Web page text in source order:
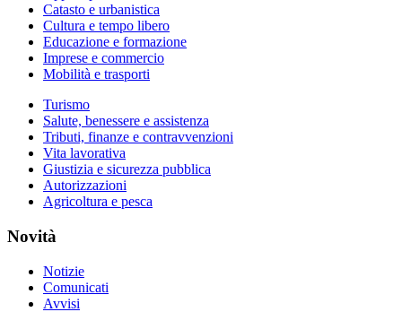
Catasto e urbanistica
Cultura e tempo libero
Educazione e formazione
Imprese e commercio
Mobilità e trasporti
Turismo
Salute, benessere e assistenza
Tributi, finanze e contravvenzioni
Vita lavorativa
Giustizia e sicurezza pubblica
Autorizzazioni
Agricoltura e pesca
Novità
Notizie
Comunicati
Avvisi